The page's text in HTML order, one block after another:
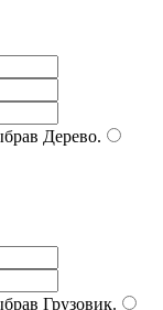
Дерево.
Грузовик.